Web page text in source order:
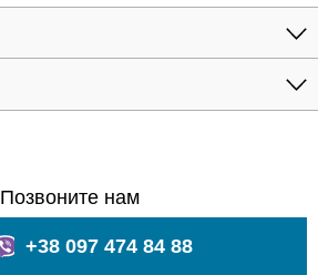
Позвоните нам
+38 097 474 84 88